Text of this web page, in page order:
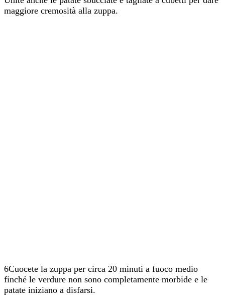
maggiore cremosità alla zuppa.
6Cuocete la zuppa per circa 20 minuti a fuoco medio
finché le verdure non sono completamente morbide e le
patate iniziano a disfarsi.